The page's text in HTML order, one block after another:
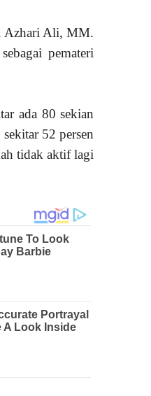
Azhari Ali, MM.
pemateri
ada 80 sekian
52 persen
tidak aktif lagi